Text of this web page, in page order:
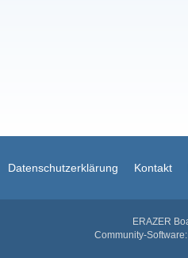
Datenschutzerklärung Kontakt
Community-Software: